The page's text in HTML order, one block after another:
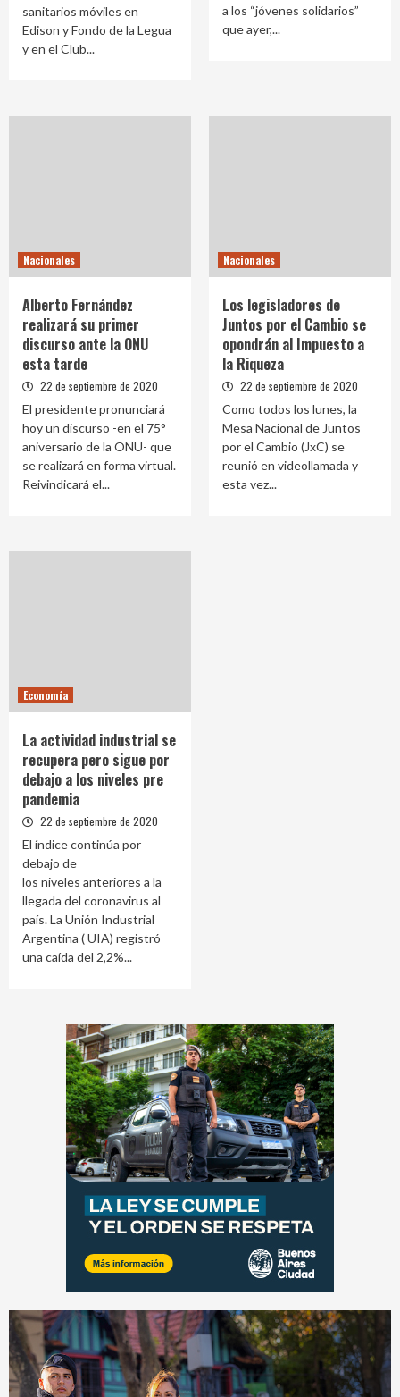
sanitarios móviles en
Edison y Fondo de la Legua
y en el Club...
a los “jóvenes solidarios”
que ayer,...
Nacionales
Alberto Fernández
realizará su primer
discurso ante la ONU
esta tarde
22 de septiembre de 2020
El presidente pronunciará
hoy un discurso -en el 75°
aniversario de la ONU- que
se realizará en forma virtual.
Reivindicará el...
Nacionales
Los legisladores de
Juntos por el Cambio se
opondrán al Impuesto a
la Riqueza
22 de septiembre de 2020
Como todos los lunes, la
Mesa Nacional de Juntos
por el Cambio (JxC) se
reunió en videollamada y
esta vez...
Economía
La actividad industrial se
recupera pero sigue por
debajo a los niveles pre
pandemia
22 de septiembre de 2020
El índice continúa por
debajo de
los niveles anteriores a la
llegada del coronavirus al
país. La Unión Industrial
Argentina ( UIA) registró
una caída del 2,2%...